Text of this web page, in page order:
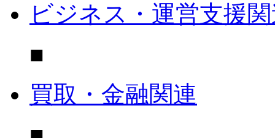
ビジネス・運営支援
■
買取・金融関連